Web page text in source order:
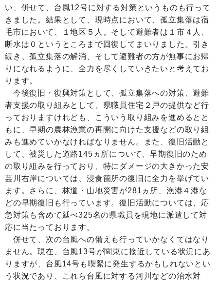
い、併せて、台風12号に対する対策というものも行って
きました。結果として、現時点において、孤立集落は宿
毛市において、１地区５人。そして避難者は１市４人、
断水は０というところまで回復してまいりました。引き
続き、孤立集落の解消、そして避難者の方が無事にお帰
りになれるように、全力を尽くしていきたいと考えてお
ります。
今後復旧・復興対策として、孤立集落への対策、避難
者支援の取り組みとして、県職員住宅２戸の提供など行
っておりますけれども、こういう取り組みを進めるとと
もに、早期の農林漁業の再開に向けた支援などの取り組
みも進めていかなければなりません。また、復旧活動と
して、被災した道路145ヵ所について、早期復旧のため
の取り組みを行っており、特にダメージの大きかった安
芸川右岸については、浸食箇所の復旧に全力を挙げてい
ます。さらに、林道・山地災害が281ヵ所、漁港４港な
どの早期復旧も行っています。復旧活動については、応
急対策も含めて延べ325名の県職員を現地に派遣して対
応に当たっております。
併せて、次の台風への備えも行っていかなくてはなり
ません。現在、台風13号が関東に接近している状況にあ
りますが、台風14号も喫緊に発生するかもしれないとい
う状況であり、これら台風に対する河川などの治水対